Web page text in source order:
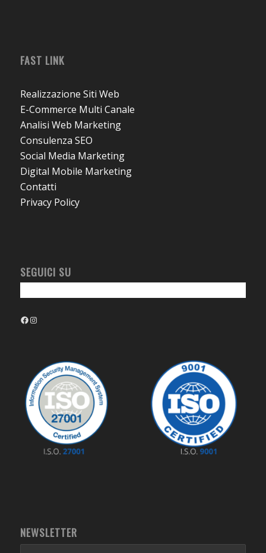
FAST LINK
Realizzazione Siti Web
E-Commerce Multi Canale
Analisi Web Marketing
Consulenza SEO
Social Media Marketing
Digital Mobile Marketing
Contatti
Privacy Policy
SEGUICI SU
Facebook
Instagram
NEWSLETTER